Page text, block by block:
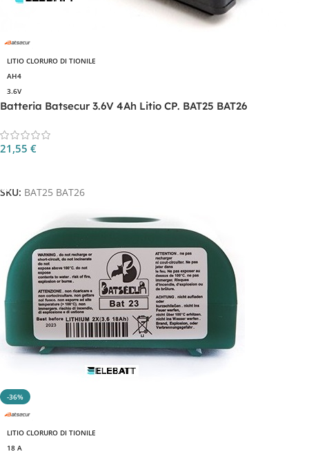
LITIO CLORURO DI TIONILE
AH4
3.6V
Batteria Batsecur 3.6V 4Ah Litio CP. BAT25 BAT26
21,55 €
SKU: BAT25 BAT26
-36%
LITIO CLORURO DI TIONILE
18 A